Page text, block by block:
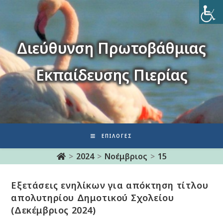
Διεύθυνση Πρωτοβάθμιας
Εκπαίδευσης Πιερίας
ΕΠΙΛΟΓΈΣ
> 2024 > Νοέμβριος > 15
Eξετάσεις ενηλίκων για απόκτηση τίτλου
απολυτηρίου Δημοτικού Σχολείου
(Δεκέμβριος 2024)